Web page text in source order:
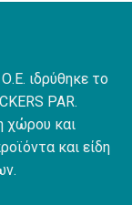
ιδρύθηκε το
PAR.
χώρου και
και είδη